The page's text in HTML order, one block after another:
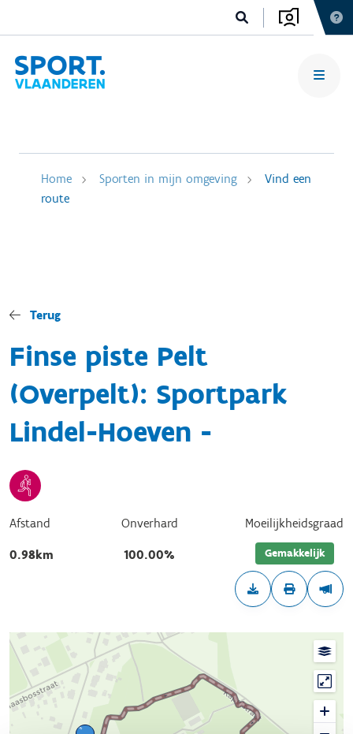
Home Sporten in mijn omgeving
Vind een
route
Terug
Finse piste Pelt
(Overpelt): Sportpark
Lindel-Hoeven -
Afstand
0.98km
Onverhard
100.00%
Moeilijkheidsgraad
Gemakkelijk